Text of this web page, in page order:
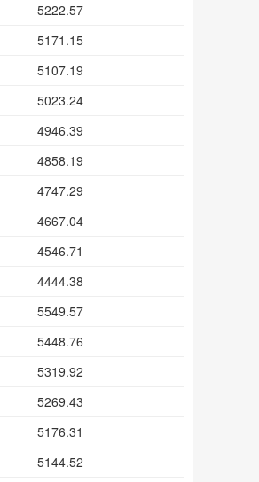
5222.57
5171.15
5107.19
5023.24
4946.39
4858.19
4747.29
4667.04
4546.71
4444.38
5549.57
5448.76
5319.92
5269.43
5176.31
5144.52